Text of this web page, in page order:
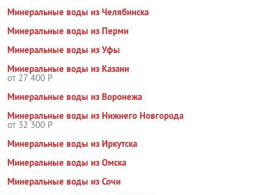
Минеральные воды из Челябинска
Минеральные воды из Перми
Минеральные воды из Уфы
Минеральные воды из Казани
от 27 400 Р
Минеральные воды из Воронежа
Минеральные воды из Нижнего Новгорода
от 32 300 Р
Минеральные воды из Иркутска
Минеральные воды из Омска
Минеральные воды из Сочи